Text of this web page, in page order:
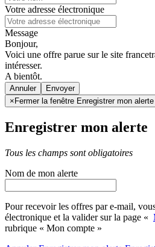
Votre adresse électronique
Message
Bonjour,
Voici une offre parue sur le site
intéresser.
A bientôt.
Annuler
× Fermer la fenêtre Enregistrer mon alerte
Enregistrer mon alerte
Tous les champs sont obligatoires
Nom de mon alerte
Pour recevoir les offres par e-mail,
électronique et la valider sur la page «
rubrique « Mon compte »